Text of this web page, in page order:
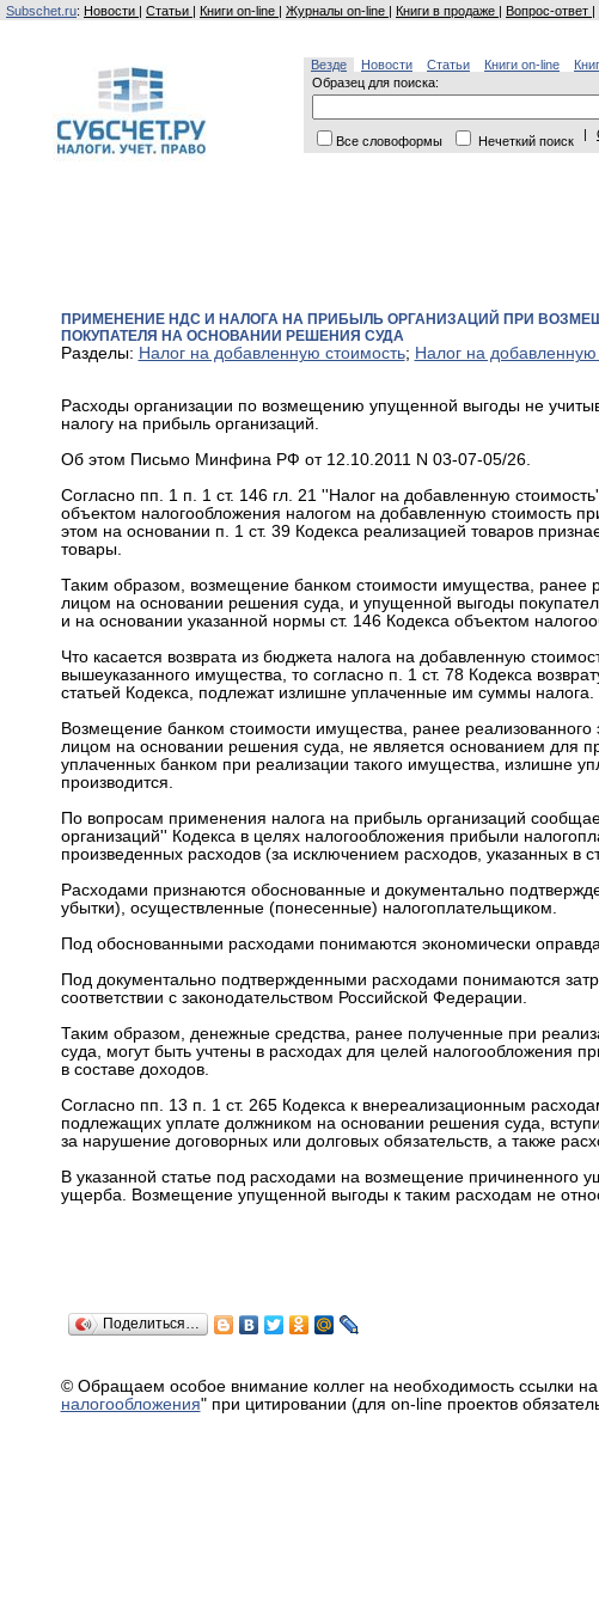
Subschet.ru: Новости | Статьи | Книги on-line | Журналы on-line | Книги в продаже | Вопрос-ответ |
Везде Новости Статьи Книги on-line
Образец для поиска:
Все словоформы Нечеткий поиск |
ПРИМЕНЕНИЕ НДС И НАЛОГА НА ПРИБЫЛЬ ОРГАНИЗАЦИЙ ПРИ
ПОКУПАТЕЛЯ НА ОСНОВАНИИ РЕШЕНИЯ СУДА
Разделы: Налог на добавленную стоимость; Налог на
Расходы организации по возмещению упущенной выгоды не
налогу на прибыль организаций.
Об этом Письмо Минфина РФ от 12.10.2011 N 03-07-05/26.
Согласно пп. 1 п. 1 ст. 146 гл. 21 ''Налог на добавленную
объектом налогообложения налогом на добавленную стоимость
этом на основании п. 1 ст. 39 Кодекса реализацией товаров
товары.
Таким образом, возмещение банком стоимости имущества, ранее
лицом на основании решения суда, и упущенной выгоды
и на основании указанной нормы ст. 146 Кодекса объектом
Что касается возврата из бюджета налога на добавленную
вышеуказанного имущества, то согласно п. 1 ст. 78 Кодекса
статьей Кодекса, подлежат излишне уплаченные им суммы налога.
Возмещение банком стоимости имущества, ранее реализованного
лицом на основании решения суда, не является основанием для
уплаченных банком при реализации такого имущества, излишне
производится.
По вопросам применения налога на прибыль организаций
организаций'' Кодекса в целях налогообложения прибыли
произведенных расходов (за исключением расходов, указанных в
Расходами признаются обоснованные и документально
убытки), осуществленные (понесенные) налогоплательщиком.
Под обоснованными расходами понимаются экономически
Под документально подтвержденными расходами понимаются
соответствии с законодательством Российской Федерации.
Таким образом, денежные средства, ранее полученные при
суда, могут быть учтены в расходах для целей налогообложения
в составе доходов.
Согласно пп. 13 п. 1 ст. 265 Кодекса к внереализационным
подлежащих уплате должником на основании решения суда,
за нарушение договорных или долговых обязательств, а также
В указанной статье под расходами на возмещение причиненного
ущерба. Возмещение упущенной выгоды к таким расходам не
Поделиться…
© Обращаем особое внимание коллег на необходимость ссылки
налогообложения" при цитировании (для on-line проектов